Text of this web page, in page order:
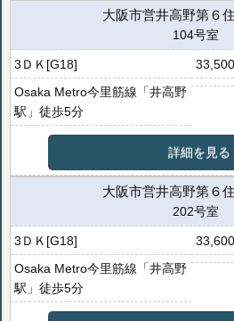
大阪市営井高野第６
104号室
3ＤＫ[G18]
Osaka Metro今里筋線「井高野
駅」徒歩5分
詳細を見る
大阪市営井高野第６
202号室
3ＤＫ[G18]
Osaka Metro今里筋線「井高野
駅」徒歩5分